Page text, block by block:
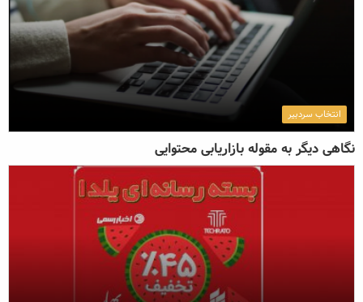
انتخاب سردبیر
نگاهی دیگر به مقوله بازاریابی محتوایی